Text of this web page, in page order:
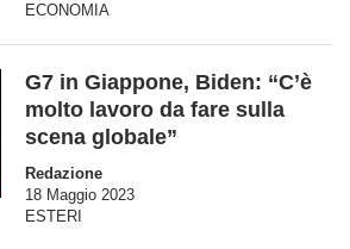
ECONOMIA
G7 in Giappone, Biden: “C’è
molto lavoro da fare sulla
scena globale”
Redazione
18 Maggio 2023
ESTERI